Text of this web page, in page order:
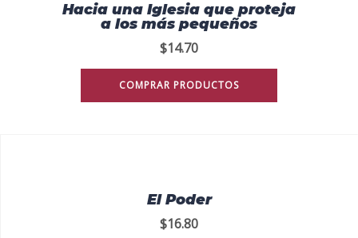
Hacia una Iglesia que proteja
a los más pequeños
$14.70
COMPRAR PRODUCTOS
El Poder
$16.80